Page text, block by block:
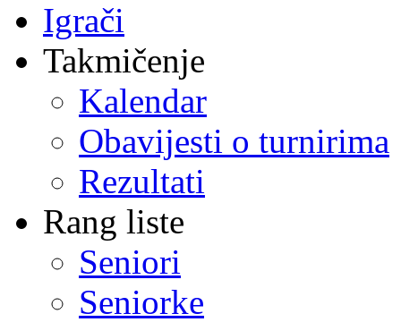
Igrači
Takmičenje
Kalendar
Obavijesti o turnirima
Rezultati
Rang liste
Seniori
Seniorke